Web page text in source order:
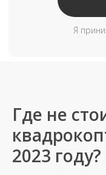
Где не
2023 году?